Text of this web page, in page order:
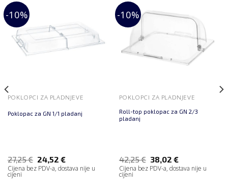
-10%
POKLOPCI ZA PLADNJEVE
Poklopac za GN 1/1 pladanj
27,25€ 24,52€
Cijena bez PDV-a, dostava nije u
cijeni
-10%
POKLOPCI ZA PLADNJEVE
Roll-top poklopac za GN 2/3
pladanj
42,25€ 38,02€
Cijena bez PDV-a, dostava nije u
cijeni